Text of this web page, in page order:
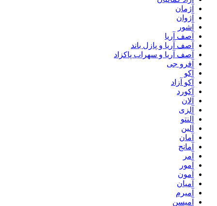
آژمان
آژوان
آشور
آصف آریا
آصف آریا و پازل باند
آصف آریا و سهراب پاکزاد
آفرو جی
آکو
آکو آزاد
آکورد
آلان
آلزی
آلنتو
آلین
آمان
آمانج
آمر
آمور
آمون
آمیان
آمیرم
آمیسن